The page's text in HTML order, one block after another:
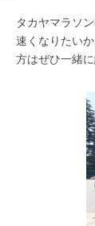
タカヤマラソ
速くなりたい
方はぜひ一緒